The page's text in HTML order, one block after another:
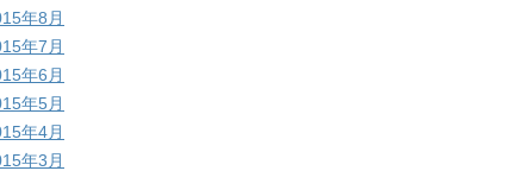
年8月
年7月
年6月
年5月
年4月
年3月